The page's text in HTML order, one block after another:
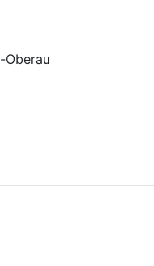
Oberau